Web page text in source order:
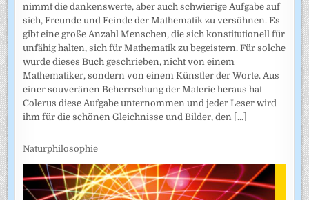
nimmt die dankenswerte, aber auch schwierige Aufgabe auf
sich, Freunde und Feinde der Mathematik zu versöhnen. Es
gibt eine große Anzahl Menschen, die sich konstitutionell für
unfähig halten, sich für Mathematik zu begeistern. Für solche
wurde dieses Buch geschrieben, nicht von einem
Mathematiker, sondern von einem Künstler der Worte. Aus
einer souveränen Beherrschung der Materie heraus hat
Colerus diese Aufgabe unternommen und jeder Leser wird
ihm für die schönen Gleichnisse und Bilder, den [...]
Naturphilosophie